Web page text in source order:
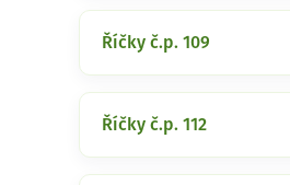
Říčky č.p. 109
Říčky č.p. 112